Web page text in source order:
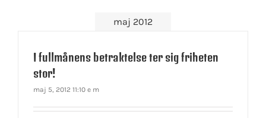
maj 2012
I fullmånens betraktelse ter sig friheten
stor!
maj 5, 2012 11:10 e m